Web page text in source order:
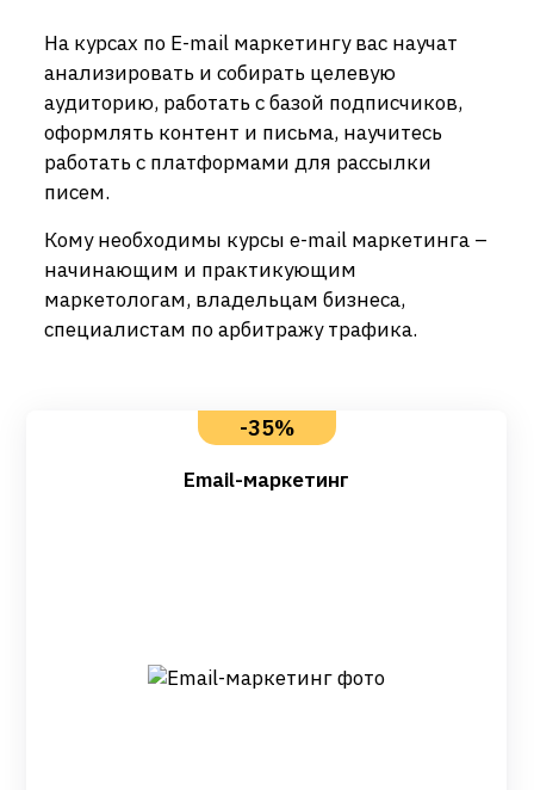
На курсах по E-mail маркетингу вас научат
анализировать и собирать целевую
аудиторию, работать с базой подписчиков,
оформлять контент и письма, научитесь
работать с платформами для рассылки
писем.
Кому необходимы курсы e-mail маркетинга –
начинающим и практикующим
маркетологам, владельцам бизнеса,
специалистам по арбитражу трафика.
Email-маркетинг
-35%